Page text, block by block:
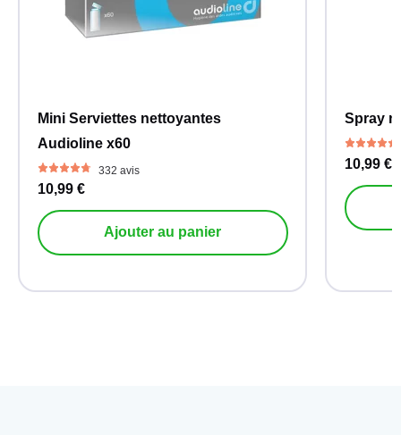
Mini Serviettes nettoyantes
Audioline x60
332 avis
10,99 €
Ajouter au panier
Spray
10,99 €